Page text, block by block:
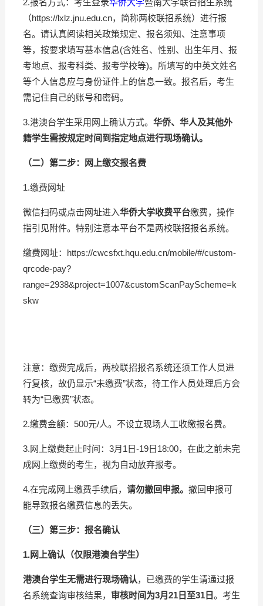
2.报名方式：考生登录华侨大学暨南大学联合招生系统
（https://lxlz.jnu.edu.cn，简称两校联招系统）进行报
名。请认真阅读相关政策规定、报名须知、注意事项
等，按要求填写基本信息(含姓名、性别、出生年月、报
考地点、报考科类、报考学校等)。所填写的中英文姓名
等个人信息应与身份证件上的信息一致。报名后，考生
需记住自己的账号和密码。
3.港澳台学生采用网上确认方式。 华侨、华人及其他外
籍学生需按规定时间到指定地点进行现场确认。
（二）第二步：网上缴交报名费
1.缴费网址
微信扫码或点击网址进入华侨大学收费平台缴费，操作
指引见附件。特别注意本平台不是两校联招报名系统。
缴费网址： https://cwcsfxt.hqu.edu.cn/mobile/#/custom-
qrcode-pay?
range=2938&project=1007&customScanPayScheme=k
skw
注意：缴费完成后，两校联招报名系统还须工作人员进
行复核，故仍显示“未缴费”状态，待工作人员处理后方会
转为“已缴费”状态。
2.缴费金额：500元/人。不设立现场人工收缴报名费。
3.网上缴费起止时间：3月1日-19日18:00，在此之前未完
成网上缴费的考生，视为自动放弃报考。
4.在完成网上缴费手续后， 请勿撤回申报。 撤回申报可
能导致报名缴费信息的丢失。
（三）第三步：报名确认
1.网上确认（仅限港澳台学生）
港澳台学生无需进行现场确认，已缴费的学生请通过报
名系统查询审核结果， 审核时间为3月21日至31日。考生